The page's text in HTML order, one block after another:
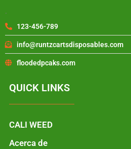
.
123-456-789
info@runtzcartsdisposables.com
floodedpcaks.com
QUICK LINKS
CALI WEED
Acerca de